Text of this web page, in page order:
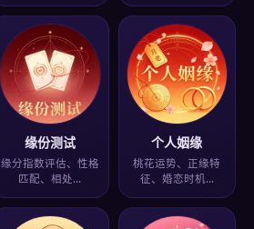
缘份测试
缘分指数评估、性格
匹配、相处…
个人姻缘
桃花运势、正缘特
征、婚恋时机…